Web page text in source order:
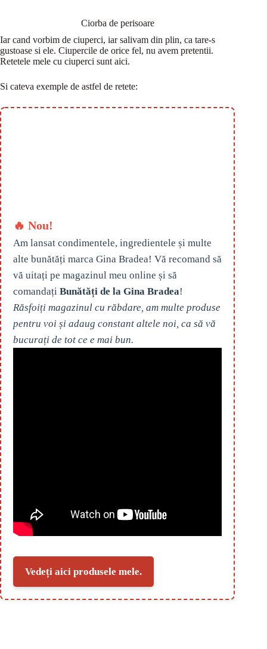
Ciorba de perisoare
Iar cand vorbim de ciuperci, iar salivam din plin, ca tare-s
gustoase si ele. Ciupercile de orice fel, nu avem pretentii.
Retetele mele cu ciuperci sunt aici.
Si cateva exemple de astfel de retete:
🔥 Nou!
Am lansat condimentele, ingredientele și multe
alte bunătăți marca Gina Bradea! Vă recomand să
vă uitați pe magazinul meu online și să
comandați Bunătăți de la Gina Bradea!
Răsfoiți magazinul cu răbdare, am multe produse
pentru voi și adaug constant altele noi, ca să vă
bucurați de tot ce e mai bun.
Vedeți aici produsele mele.